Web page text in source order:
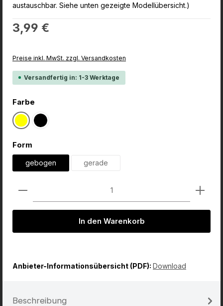
austauschbar. Siehe unten gezeigte Modellübersicht.)
Regulärer Preis:
3,99 €
Preise inkl. MwSt. zzgl. Versandkosten
Versandfertig in: 1-3 Werktage
Farbe
Gelb Schwarz
Form
gebogen gerade
Produkt Anzahl: Gib den gewünschten Wert ein
In den Warenkorb
Anbieter-Informationsübersicht (PDF): Download
Beschreibung